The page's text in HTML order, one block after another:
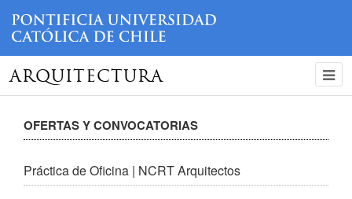
ARQUITECTURA
OFERTAS Y CONVOCATORIAS
Práctica de Oficina | NCRT Arquitectos